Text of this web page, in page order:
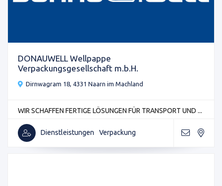
DONAUWELL Wellpappe
Verpackungsgesellschaft m.b.H.
Dirnwagram 18, 4331 Naarn im Machland
WIR SCHAFFEN FERTIGE LÖSUNGEN FÜR TRANSPORT UND ...
Dienstleistungen Verpackung